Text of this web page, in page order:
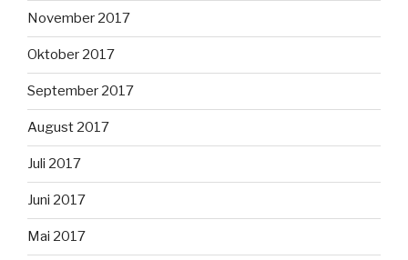
November 2017
Oktober 2017
September 2017
August 2017
Juli 2017
Juni 2017
Mai 2017